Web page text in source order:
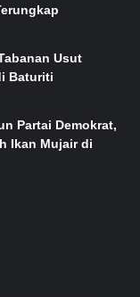
Usut
Baturiti
Partai Demokrat,
Ikan Mujair di